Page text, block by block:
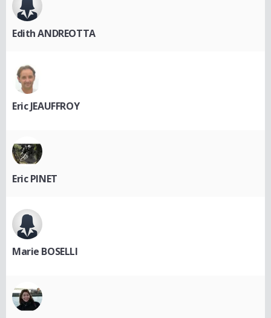
Edith ANDREOTTA
Eric JEAUFFROY
Eric PINET
Marie BOSELLI